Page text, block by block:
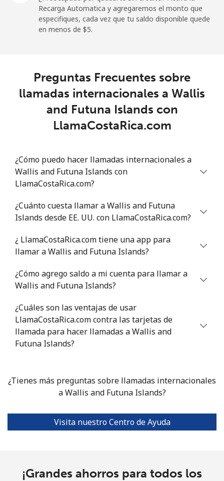
Recarga Automatica y agregaremos el monto que
especifiques, cada vez que tu saldo disponible quede
en menos de ⁦$5⁩.
Preguntas Frecuentes sobre
llamadas internacionales a Wallis
and Futuna Islands con
LlamaCostaRica.com
¿Cómo puedo hacer llamadas internacionales a
Wallis and Futuna Islands con
LlamaCostaRica.com?
¿Cuánto cuesta llamar a Wallis and Futuna
Islands desde EE. UU. con LlamaCostaRica.com?
¿ LlamaCostaRica.com tiene una app para
llamar a Wallis and Futuna Islands?
¿Cómo agrego saldo a mi cuenta para llamar a
Wallis and Futuna Islands?
¿Cuáles son las ventajas de usar
LlamaCostaRica.com contra las tarjetas de
llamada para hacer llamadas a Wallis and
Futuna Islands?
¿Tienes más preguntas sobre llamadas internacionales
a Wallis and Futuna Islands?
Visita nuestro Centro de Ayuda
¡Grandes ahorros para todos los